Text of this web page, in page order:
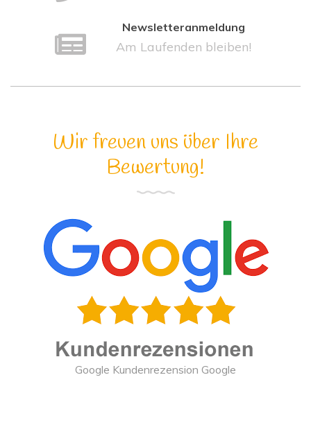
Newsletteranmeldung
Am Laufenden bleiben!
Wir freuen uns über Ihre
Bewertung!
Google Kundenrezension Google